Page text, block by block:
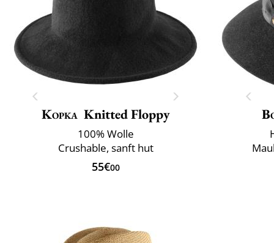
Kopka Knitted Floppy
100% Wolle
Crushable, sanft hut
55€00